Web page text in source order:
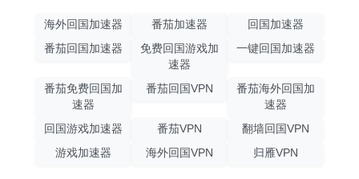
海外回国加速器 番茄加速器
回国加速器
番茄回国加速器
免费回国游戏加
速器
一键回国加速器
番茄免费回国加
速器
番茄回国VPN
番茄海外回国加
速器
回国游戏加速器
番茄VPN
翻墙回国VPN
游戏加速器
海外回国VPN 归雁VPN